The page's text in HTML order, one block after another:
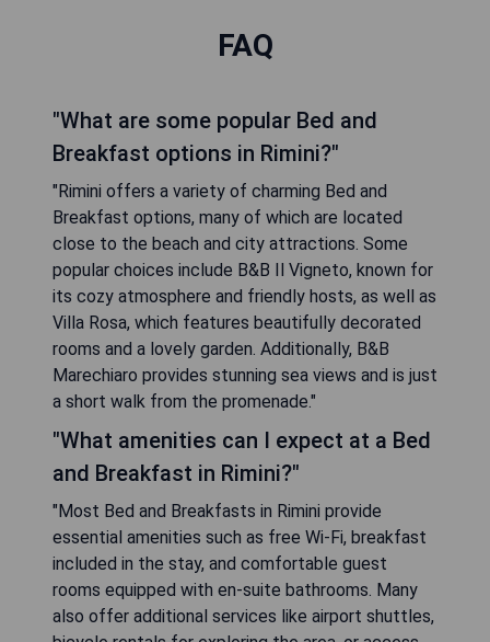
FAQ
"What are some popular Bed and
Breakfast options in Rimini?"
"Rimini offers a variety of charming Bed and
Breakfast options, many of which are located
close to the beach and city attractions. Some
popular choices include B&B Il Vigneto, known for
its cozy atmosphere and friendly hosts, as well as
Villa Rosa, which features beautifully decorated
rooms and a lovely garden. Additionally, B&B
Marechiaro provides stunning sea views and is just
a short walk from the promenade."
"What amenities can I expect at a Bed
and Breakfast in Rimini?"
"Most Bed and Breakfasts in Rimini provide
essential amenities such as free Wi-Fi, breakfast
included in the stay, and comfortable guest
rooms equipped with en-suite bathrooms. Many
also offer additional services like airport shuttles,